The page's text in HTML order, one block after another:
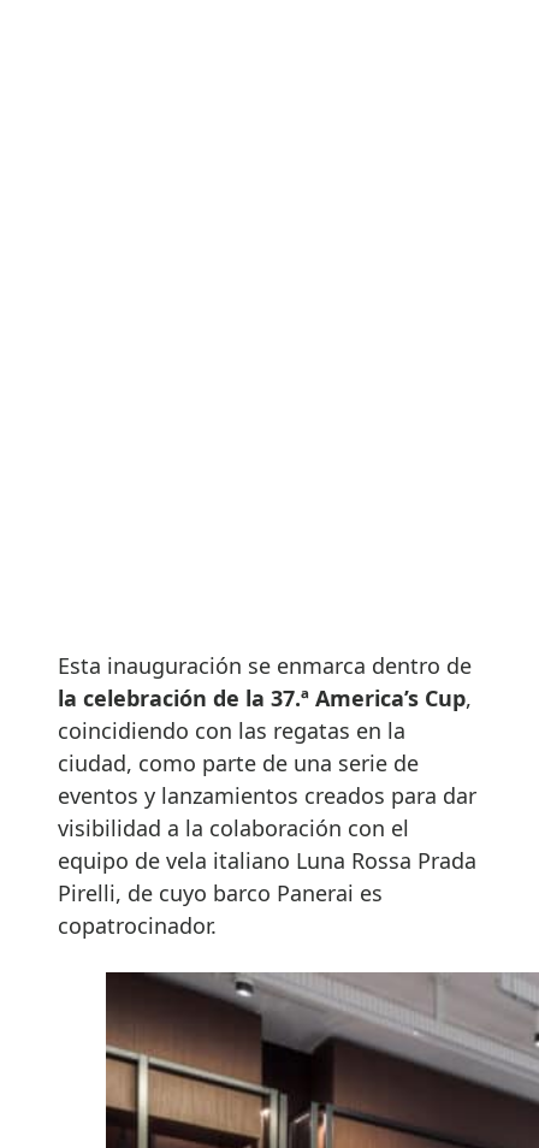
Esta inauguración se enmarca dentro de
la celebración de la 37.ª America’s Cup,
coincidiendo con las regatas en la
ciudad, como parte de una serie de
eventos y lanzamientos creados para dar
visibilidad a la colaboración con el
equipo de vela italiano Luna Rossa Prada
Pirelli, de cuyo barco Panerai es
copatrocinador.